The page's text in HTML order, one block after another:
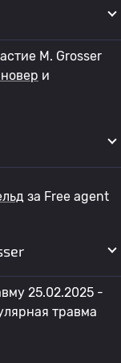
M. Grosser
и
за Free agent
25.02.2025 -
травма